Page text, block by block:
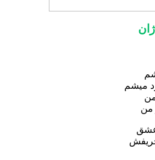
میشم
من
عشق